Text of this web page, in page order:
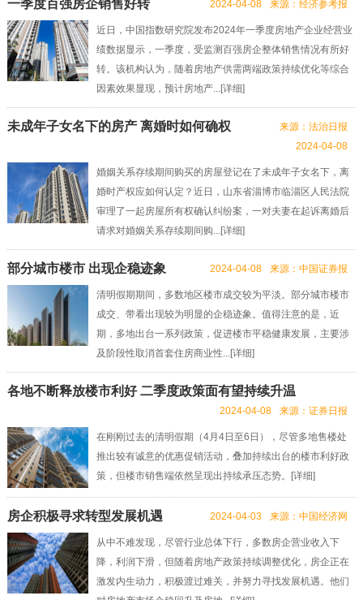
一季度百强房企销售好转 来源：经济参考报
2024-04-08
近日，中国指数研究院发布2024年一季度房地产企业经营业
绩数据显示，一季度，受监测百强房企整体销售情况有所好
转。该机构认为，随着房地产供需两端政策持续优化等综合
因素效果显现，预计房地产...[详细]
未成年子女名下的房产 离婚时如何确权
来源：法治日报
2024-04-08
婚姻关系存续期间购买的房屋登记在了未成年子女名下，离
婚时产权应如何认定？近日，山东省淄博市临淄区人民法院
审理了一起房屋所有权确认纠纷案，一对夫妻在起诉离婚后
请求对婚姻关系存续期间购...[详细]
部分城市楼市 出现企稳迹象 来源：中国证券报
2024-04-08
清明假期期间，多数地区楼市成交较为平淡。部分城市楼市
成交、带看出现较为明显的企稳迹象。值得注意的是，近
期，多地出台一系列政策，促进楼市平稳健康发展，主要涉
及阶段性取消首套住房商业性...[详细]
各地不断释放楼市利好 二季度政策面有望持续升温
来源：证券日报
2024-04-08
在刚刚过去的清明假期（4月4日至6日），尽管多地售楼处
推出较有诚意的优惠促销活动，叠加持续出台的楼市利好政
策，但楼市销售端依然呈现出持续承压态势。[详细]
房企积极寻求转型发展机遇 来源：中国经济网
2024-04-03
从中不难发现，尽管行业总体下行，多数房企营业收入下
降，利润下滑，但随着房地产政策持续调整优化，房企正在
激发内生动力，积极渡过难关，并努力寻找发展机遇。他们